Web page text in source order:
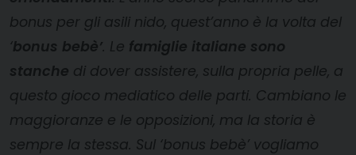
bonus per gli asili nido, quest’anno è la volta del
‘bonus bebè’. Le famiglie italiane sono
stanche di dover assistere, sulla propria pelle, a
questo gioco mediatico delle parti. Cambiano le
maggioranze e le opposizioni, ma la storia è
sempre la stessa. Sul ‘bonus bebè’ vogliamo